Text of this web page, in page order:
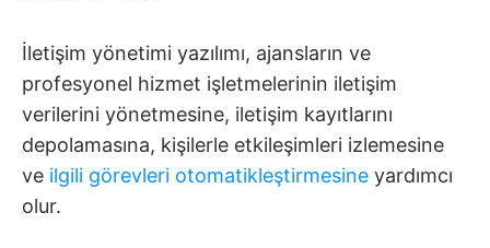
İletişim yönetimi yazılımı, ajansların ve
profesyonel hizmet işletmelerinin iletişim
verilerini yönetmesine, iletişim kayıtlarını
depolamasına, kişilerle etkileşimleri izlemesine
ve ilgili görevleri otomatikleştirmesine yardımcı
olur.